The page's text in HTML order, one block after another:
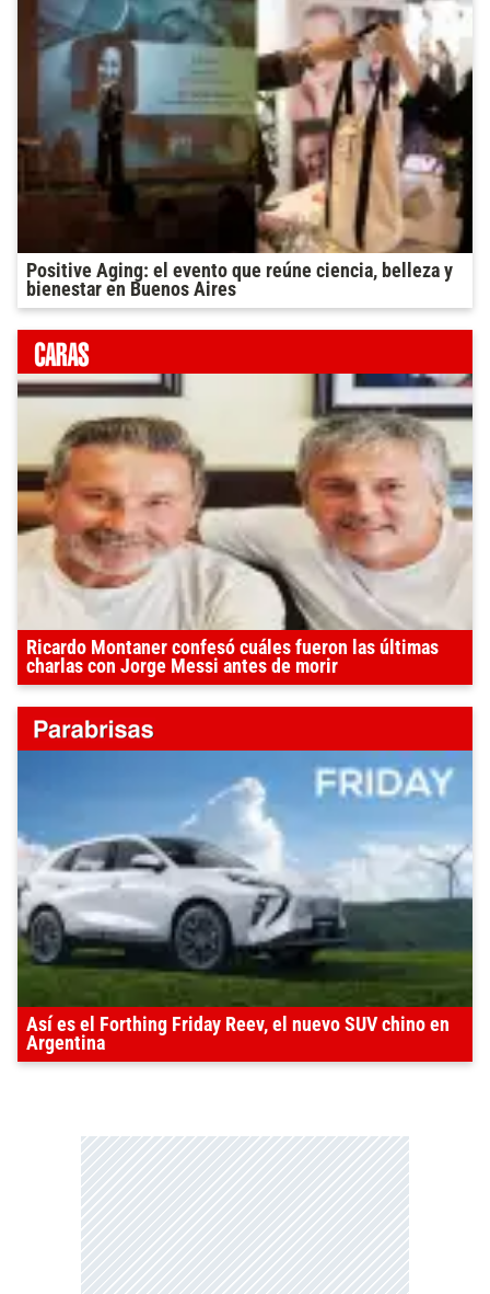
Positive Aging: el evento que reúne ciencia, belleza y
bienestar en Buenos Aires
Ricardo Montaner confesó cuáles fueron las últimas
charlas con Jorge Messi antes de morir
Así es el Forthing Friday Reev, el nuevo SUV chino en
Argentina